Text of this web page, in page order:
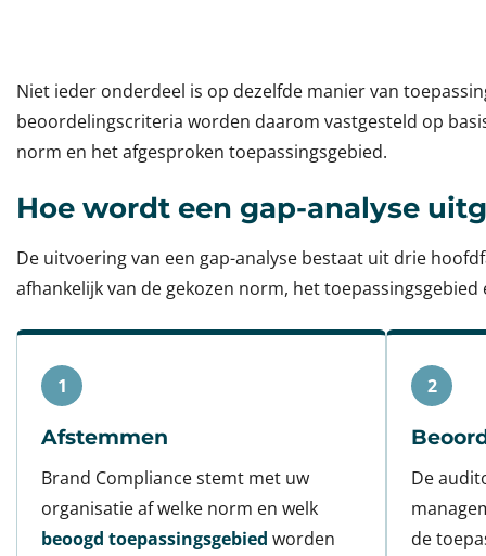
Niet ieder onderdeel is op dezelfde manier van
beoordelingscriteria worden daarom vastgesteld op
norm en het afgesproken toepassingsgebied.
Hoe wordt een gap-analyse
De uitvoering van een gap-analyse bestaat uit drie
afhankelijk van de gekozen norm, het
1
Afstemmen
Brand Compliance stemt met uw
organisatie af welke norm en welk
beoogd toepassingsgebied worden
2
De
de